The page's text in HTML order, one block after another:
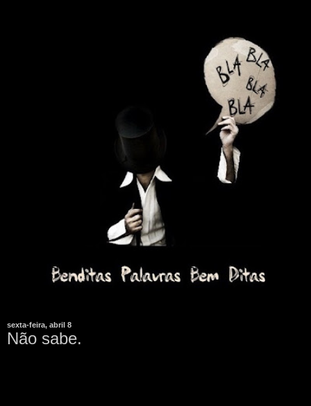
sexta-feira, abril 8
Não sabe.